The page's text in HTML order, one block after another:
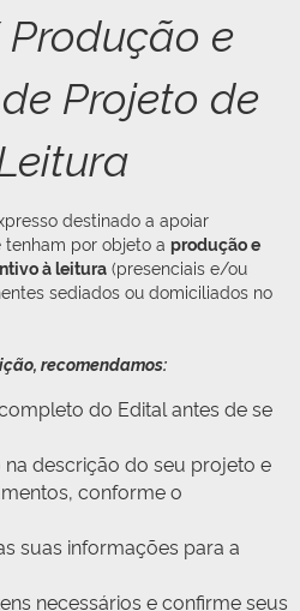
e
Projeto de
destinado a apoiar
por objeto a produção e
à leitura (presenciais e/ou
sediados ou domiciliados no
recomendamos:
do Edital antes de se
descrição do seu projeto e
conforme o
suas informações para a
necessários e confirme seus